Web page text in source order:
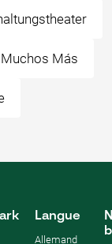
Muchos Más
Langue
Allemand